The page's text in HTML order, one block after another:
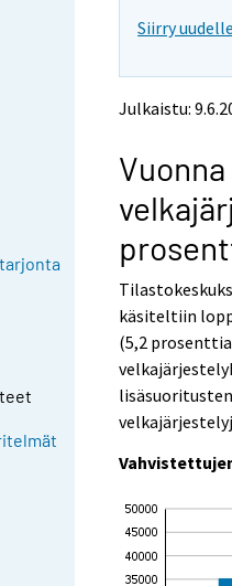
Siirry
Julkaistu:
käsiteltiin
(5,2